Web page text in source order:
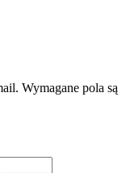
Wymagane pola są